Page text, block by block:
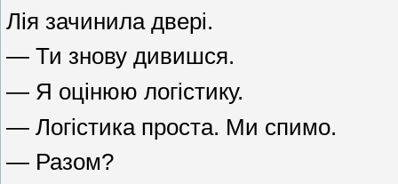
Лія зачинила двері.
— Ти знову дивишся.
— Я оцінюю логістику.
— Логістика проста. Ми спимо.
— Разом?